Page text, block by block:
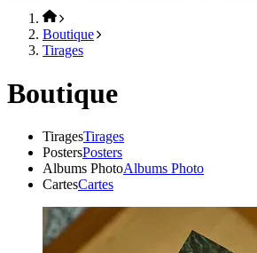
Boutique
Tirages
Boutique
TiragesTirages
PostersPosters
Albums PhotoAlbums Photo
CartesCartes